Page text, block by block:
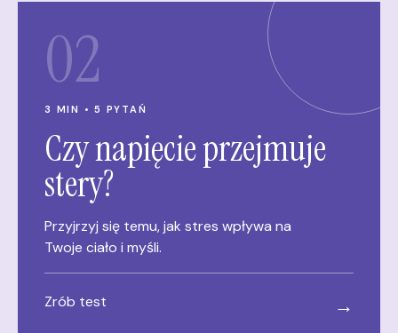
02
3 MIN • 5 PYTAŃ
Czy napięcie przejmuje
stery?
Przyjrzyj się temu, jak stres wpływa na
Twoje ciało i myśli.
Zrób test →